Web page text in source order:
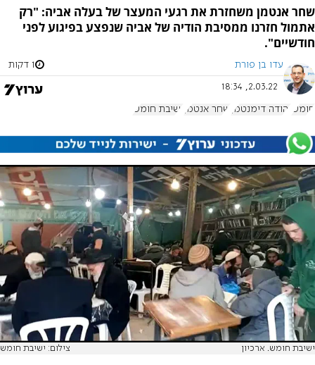
שחר אנטמן משחזרת את רגעי המעצר של בעלה אביה: "רק
אתמול חזרנו ממסיבת הודיה של אביה שנפצע בפיגוע לפני
חודשיים".
עדו בן פורת 1 דקות
2.03.22, 18:34
חומש יהודה דימנטמן שחר אנטמן ישיבת חומש
ישיבת חומש. ארכיון צילום: ישיבת חומש